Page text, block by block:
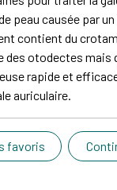
peau causée par
contient du
otodectes mais
rapide et
auriculaire.
favoris